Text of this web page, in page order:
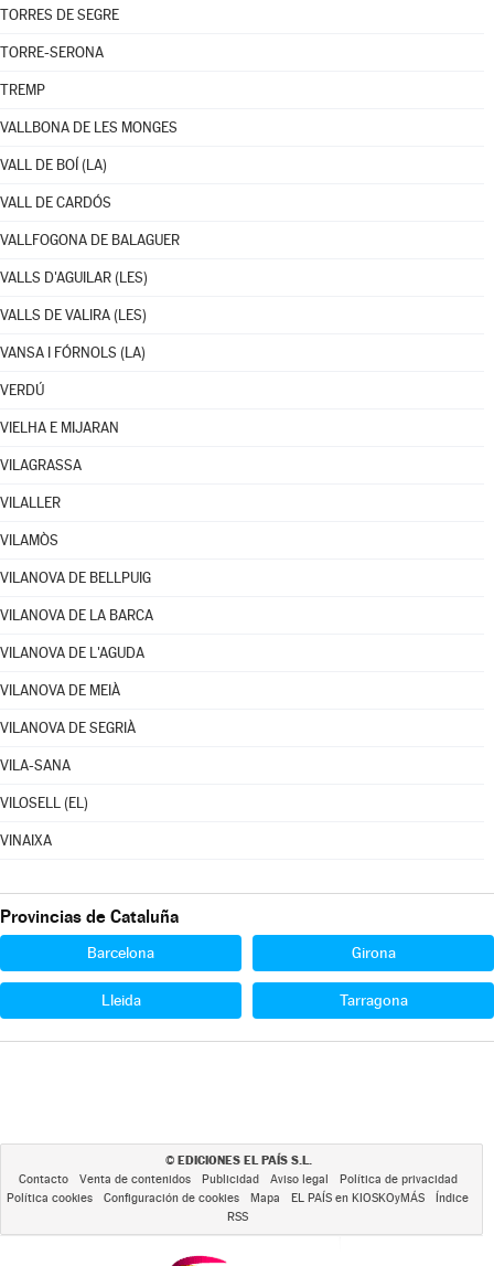
TORRES DE SEGRE
TORRE-SERONA
TREMP
VALLBONA DE LES MONGES
VALL DE BOÍ (LA)
VALL DE CARDÓS
VALLFOGONA DE BALAGUER
VALLS D'AGUILAR (LES)
VALLS DE VALIRA (LES)
VANSA I FÓRNOLS (LA)
VERDÚ
VIELHA E MIJARAN
VILAGRASSA
VILALLER
VILAMÒS
VILANOVA DE BELLPUIG
VILANOVA DE LA BARCA
VILANOVA DE L'AGUDA
VILANOVA DE MEIÀ
VILANOVA DE SEGRIÀ
VILA-SANA
VILOSELL (EL)
VINAIXA
Provincias de Cataluña
Barcelona Girona
Lleida Tarragona
© EDICIONES EL PAÍS S.L.
Contacto Venta de contenidos Publicidad Aviso legal
Política de privacidad
Política cookies
Configuración de cookies Mapa EL PAÍS en KIOSKOyMÁS
Índice
RSS